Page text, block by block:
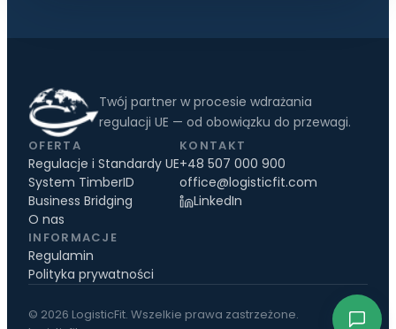
Twój partner w procesie wdrażania
regulacji UE — od obowiązku do przewagi.
OFERTA
Regulacje i Standardy UE
System TimberID
Business Bridging
O nas
KONTAKT
+48 507 000 900
office@logisticfit.com
LinkedIn
INFORMACJE
Regulamin
Polityka prywatności
© 2026 LogisticFit. Wszelkie prawa zastrzeżone.